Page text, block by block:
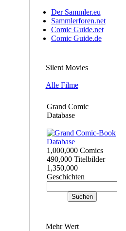
Der Sammler.eu
Sammlerforen.net
Comic Guide.net
Comic Guide.de
Silent Movies
Alle Filme
Grand Comic
Database
1,000,000 Comics
490,000 Titelbilder
1,350,000
Geschichten
Mehr Wert